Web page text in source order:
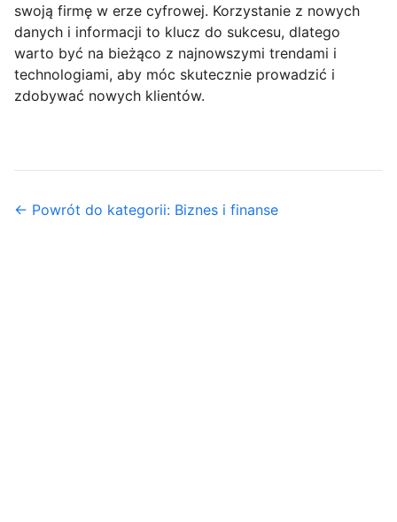
swoją firmę w erze cyfrowej. Korzystanie z nowych
danych i informacji to klucz do sukcesu, dlatego
warto być na bieżąco z najnowszymi trendami i
technologiami, aby móc skutecznie prowadzić i
zdobywać nowych klientów.
← Powrót do kategorii: Biznes i finanse